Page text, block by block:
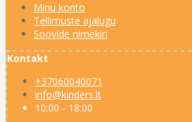
Minu konto
Tellimuste ajalugu
Soovide nimekiri
Kontakt
+37060040071
info@kinders.lt
10:00 - 18:00